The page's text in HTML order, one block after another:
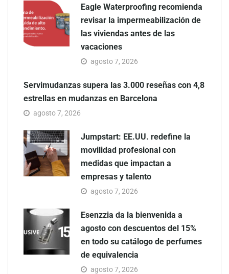
Eagle Waterproofing recomienda
revisar la impermeabilización de
las viviendas antes de las
vacaciones
agosto 7, 2026
Servimudanzas supera las 3.000 reseñas con 4,8
estrellas en mudanzas en Barcelona
agosto 7, 2026
Jumpstart: EE.UU. redefine la
movilidad profesional con
medidas que impactan a
empresas y talento
agosto 7, 2026
Esenzzia da la bienvenida a
agosto con descuentos del 15%
en todo su catálogo de perfumes
de equivalencia
agosto 7, 2026